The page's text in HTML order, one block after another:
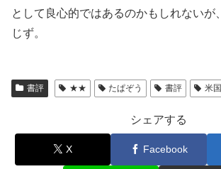
として良心的ではあるのかもしれないが
じず。
書評 ★★ たぱぞう 書評 米
シェアする
X Facebook